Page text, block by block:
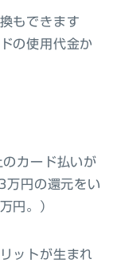
もできます
の使用代金か
カード払いが
円の還元をい
円。）
ットが生まれ